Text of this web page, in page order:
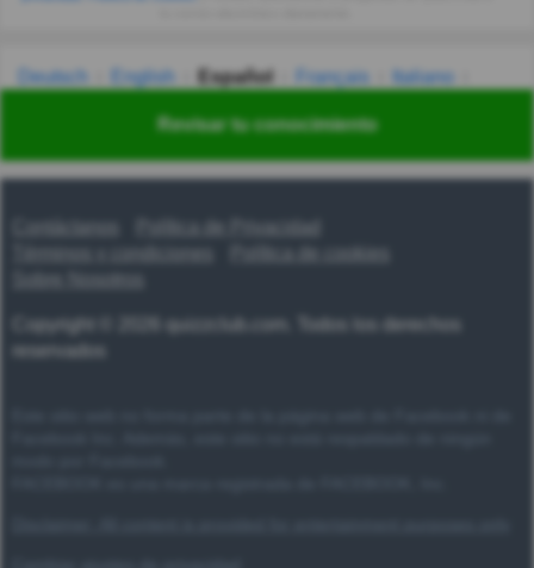
Revisar tu conocimiento
Deutsch English Español Français
Italiano
Українська हिन्दी 한국어 汉语
Contáctanos
Política de Privacidad
Términos y condiciones
Copyright © 2026 quizzclub.com. Todos los derechos
reservados